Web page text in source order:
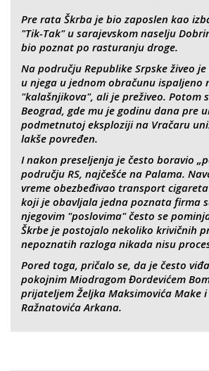
Pre rata Škrba je bio zaposlen kao
"Tik-Tak" u sarajevskom naselju
bio poznat po rasturanju droge.
Na području Republike Srpske živeo
u njega u jednom obračunu ispaljeno
"kalašnjikova", ali je preživeo. Potom
Beograd, gde mu je godinu dana pre
podmetnutoj eksploziji na Vračaru
lakše povređen.
I nakon preseljenja je često boravio
području RS, najčešće na Palama.
vreme obezbeđivao transport cigareta
koji je obavljala jedna poznata firma
njegovim "poslovima" često se
Škrbe je postojalo nekoliko krivičnih
nepoznatih razloga nikada nisu
Pored toga, pričalo se, da je često
pokojnim Miodragom Đordevićem
prijateljem Željka Maksimovića Make
Ražnatovića Arkana.